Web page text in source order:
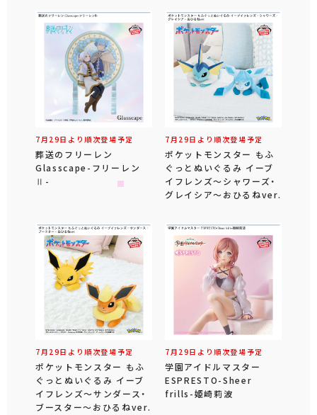
7月29日より順次登場予定
葬送のフリーレン
Glasscape-フリーレン
Ⅱ-
7月29日より順次登場予定
ポケットモンスター もふ
ぐっとぬいぐるみ イーブ
イフレンズ～シャワーズ・
グレイシア～おひるねver.
7月29日より順次登場予定
ポケットモンスター もふ
ぐっとぬいぐるみ イーブ
イフレンズ～サンダース・
ブースター～おひるねver.
7月29日より順次登場予定
学園アイドルマスター
ESPRESTO-Sheer
frills-姫崎莉波